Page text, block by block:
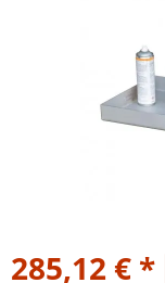
285,12 € *